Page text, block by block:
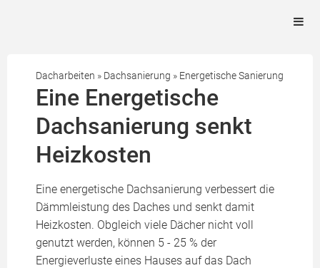
Dacharbeiten » Dachsanierung » Energetische Sanierung
Eine Energetische
Dachsanierung senkt
Heizkosten
Eine energetische Dachsanierung verbessert die
Dämmleistung des Daches und senkt damit
Heizkosten. Obgleich viele Dächer nicht voll
genutzt werden, können 5 - 25 % der
Energieverluste eines Hauses auf das Dach